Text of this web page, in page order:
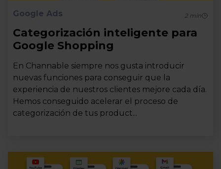
Google Ads 2min
Categorización inteligente para
Google Shopping
En Channable siempre nos gusta introducir
nuevas funciones para conseguir que la
experiencia de nuestros clientes mejore cada día.
Hemos conseguido acelerar el proceso de
categorización de tus product...